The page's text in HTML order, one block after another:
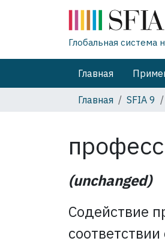
Глобальная
Главная
Главная
SFIA 9
(unchanged)
Содействие